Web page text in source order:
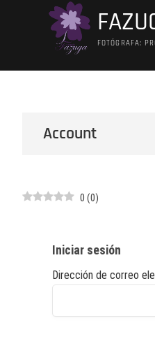
FOTÓGRAFA:
Account
0 (0)
Iniciar sesión
Dirección de correo